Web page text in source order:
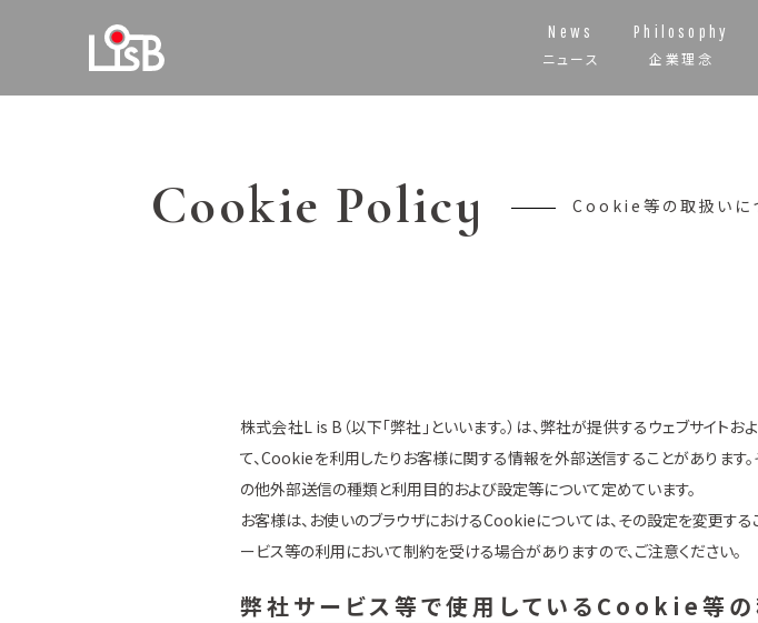
News
ニュース
Philosophy
企業理念
Cookie Policy Cookie等の取扱いに
株式会社L is B（以下「弊社」といいます。）は、弊社が提供するウェブサイト
て、Cookieを利用したりお客様に関する情報を外部送信することがあります
の他外部送信の種類と利用目的および設定等について定めています。
お客様は、お使いのブラウザにおけるCookieについては、その設定を変更する
ービス等の利用において制約を受ける場合がありますので、ご注意ください。
弊社サービス等で使用しているCookie等の